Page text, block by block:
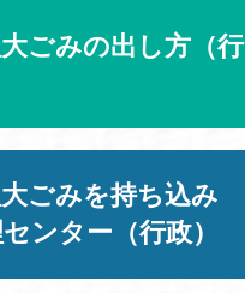
ごみの出し方（行
ごみを持ち込み
ンター（行政）